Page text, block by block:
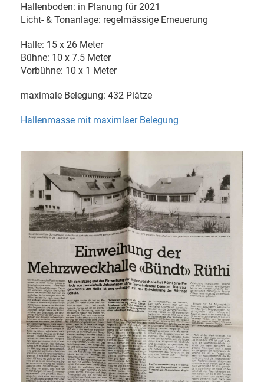
Hallenboden: in Planung für 2021
Licht- & Tonanlage: regelmässige Erneuerung
Halle: 15 x 26 Meter
Bühne: 10 x 7.5 Meter
Vorbühne: 10 x 1 Meter
maximale Belegung: 432 Plätze
Hallenmasse mit maximlaer Belegung